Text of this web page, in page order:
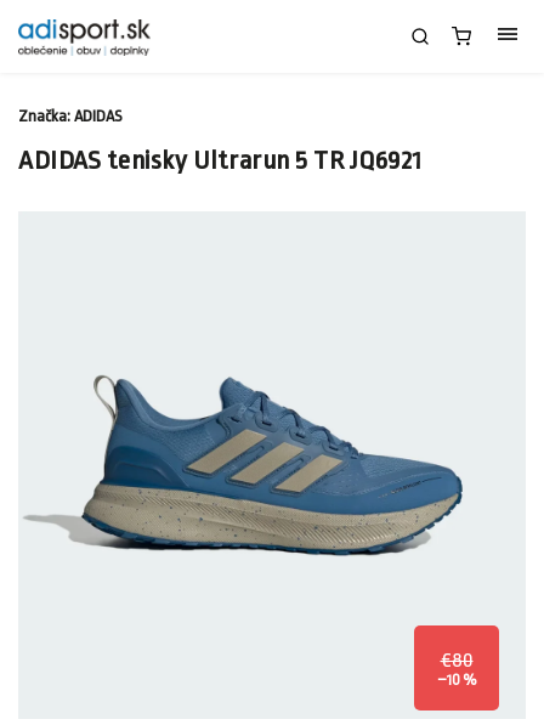
ADIDAS tenisky Ultrarun 5 TR JQ6921
€80
–10 %
Značka: ADIDAS